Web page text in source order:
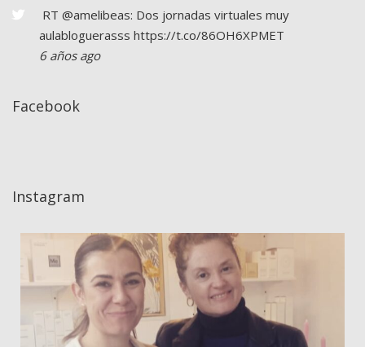
RT @amelibeas: Dos jornadas virtuales muy
aulabloguerasss https://t.co/86OH6XPMET
6 años ago
Facebook
Instagram